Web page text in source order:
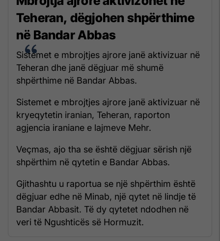
Teheran, dëgjohen shpërthime
në Bandar Abbas
Sistemet e mbrojtjes ajrore janë aktivizuar në
Teheran dhe janë dëgjuar më shumë
shpërthime në Bandar Abbas.
Sistemet e mbrojtjes ajrore janë aktivizuar në
kryeqytetin iranian, Teheran, raporton
agjencia iraniane e lajmeve Mehr.
Veçmas, ajo tha se është dëgjuar sërish një
shpërthim në qytetin e Bandar Abbas.
Gjithashtu u raportua se një shpërthim është
dëgjuar edhe në Minab, një qytet në lindje të
Bandar Abbasit. Të dy qytetet ndodhen në
veri të Ngushticës së Hormuzit.